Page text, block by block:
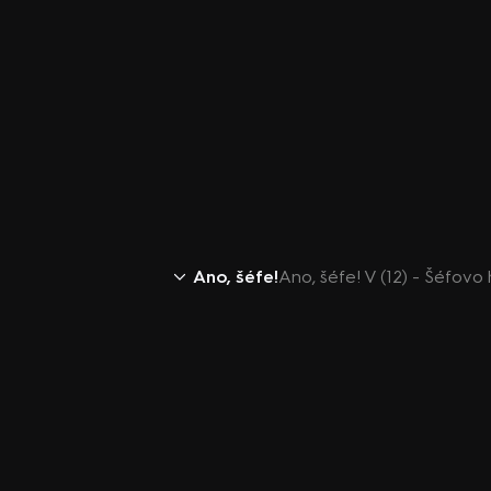
Ano, šéfe!Ano, šéfe! V (12) - Šéfovo